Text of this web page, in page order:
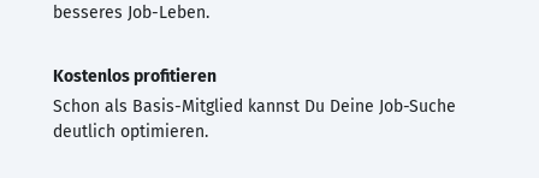
besseres Job-Leben.
Kostenlos profitieren
Schon als Basis-Mitglied kannst Du Deine Job-Suche
deutlich optimieren.